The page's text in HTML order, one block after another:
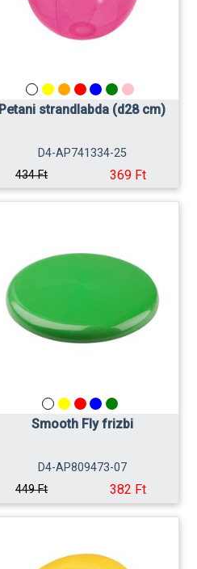
Petani strandlabda (d28 cm)
D4-AP741334-25
434 Ft
369 Ft
Smooth Fly frizbi
D4-AP809473-07
449 Ft
382 Ft